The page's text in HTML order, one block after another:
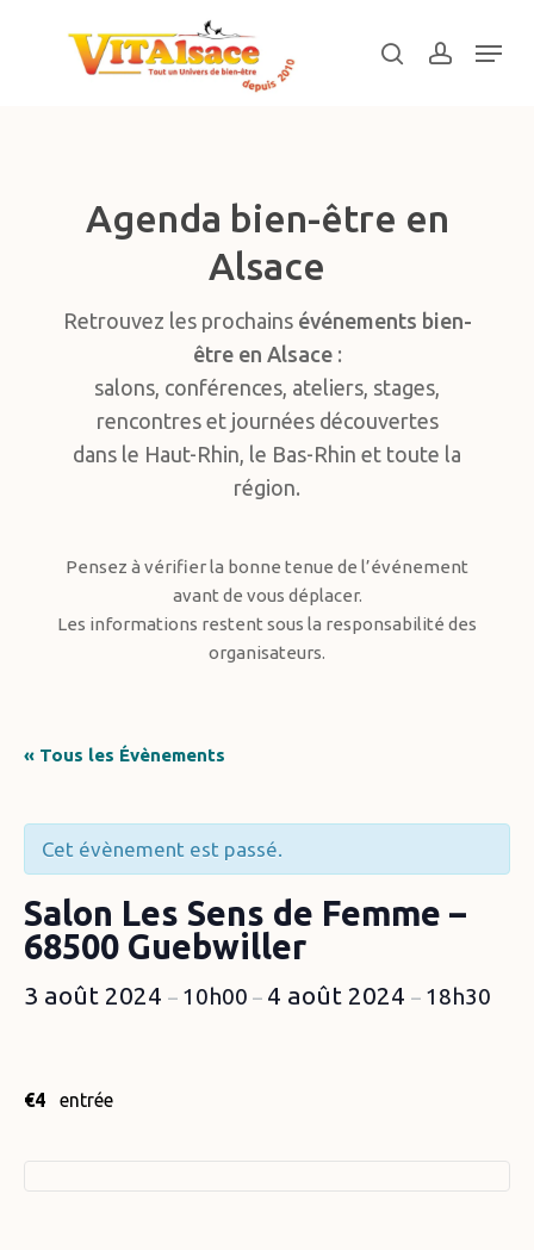
searchaccount
Menu
Agenda bien-être en
Alsace
Retrouvez les prochains événements bien-
être en Alsace:
salons, conférences, ateliers, stages,
rencontres et journées découvertes
dans le Haut-Rhin, le Bas-Rhin et toute la
région.
Pensez à vérifier la bonne tenue de l’événement
avant de vous déplacer.
Les informations restent sous la responsabilité des
organisateurs.
« Tous les Évènements
Cet évènement est passé.
Salon Les Sens de Femme –
68500 Guebwiller
3 août 2024 – 10h00 – 4 août 2024 – 18h30
€4 entrée